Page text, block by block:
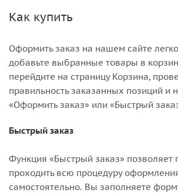
Как купить
Оформить заказ на нашем сайте
добавьте выбранные товары в
перейдите на страницу Корзина,
правильность заказанных позиций и
«Оформить заказ» или «Быстрый
Быстрый заказ
Функция «Быстрый заказ» позволяет
проходить всю процедуру
самостоятельно. Вы заполняете